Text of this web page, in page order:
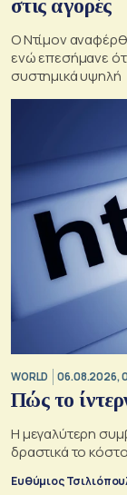
στις αγορές
Ο Ντίμον
ενώ επεσήμανε
συστημικά υψηλή
WORLD 06.08.2026,
Πώς το
Η μεγαλύτερη
δραστικά το
Ευθύμιος